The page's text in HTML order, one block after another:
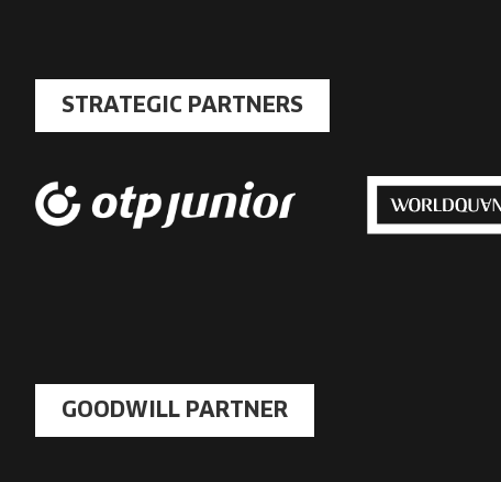
STRATEGIC PARTNERS
GOODWILL PARTNER